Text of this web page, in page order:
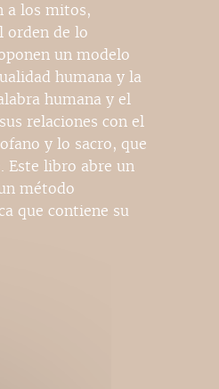
a los mitos,
orden de lo
un modelo
humana y la
humana y el
relaciones con el
y lo sacro, que
Este libro abre un
método
que contiene su